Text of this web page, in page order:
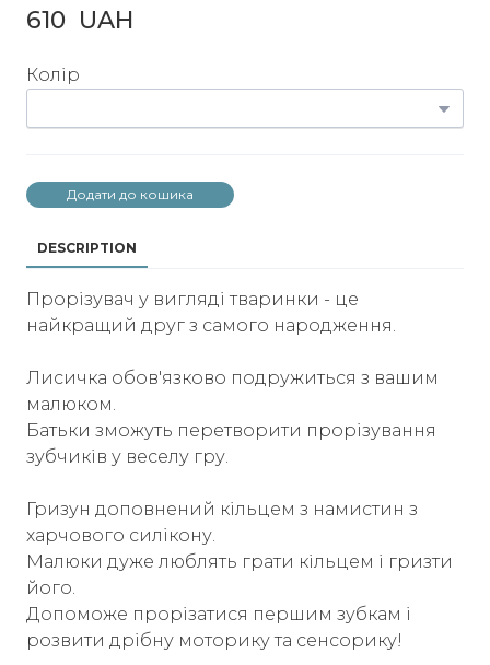
610  UAH
Колір
Додати до кошика
DESCRIPTION
Прорізувач у вигляді тваринки - це
найкращий друг з самого народження.
Лисичка обов'язково подружиться з вашим
малюком.
Батьки зможуть перетворити прорізування
зубчиків у веселу гру.
Гризун доповнений кільцем з намистин з
харчового силікону.
Малюки дуже люблять грати кільцем і гризти
його.
Допоможе прорізатися першим зубкам і
розвити дрібну моторику та сенсорику!